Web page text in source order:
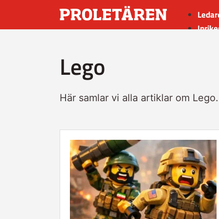
Lego
Här samlar vi alla artiklar om Lego.